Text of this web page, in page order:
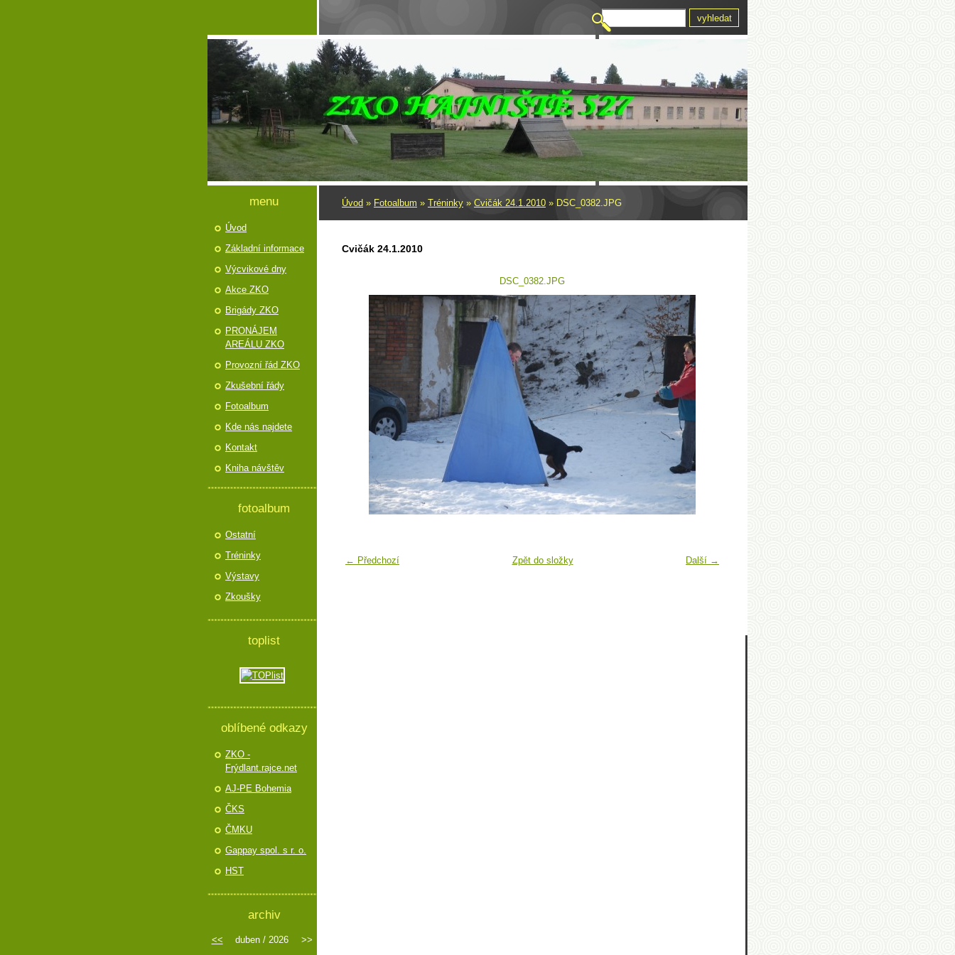
Úvod » Fotoalbum » Tréninky » Cvičák 24.1.2010 » DSC_0382.JPG
Cvičák 24.1.2010
DSC_0382.JPG
← Předchozí Další →
Zpět do složky
menu
Úvod
Základní informace
Výcvikové dny
Akce ZKO
Brigády ZKO
PRONÁJEM
AREÁLU ZKO
Provozní řád ZKO
Zkušební řády
Fotoalbum
Kde nás najdete
Kontakt
Kniha návštěv
fotoalbum
Ostatní
Tréninky
Výstavy
Zkoušky
toplist
oblíbené odkazy
ZKO -
Frýdlant.rajce.net
AJ-PE Bohemia
ČKS
ČMKU
Gappay spol. s r. o.
HST
archiv
<< duben / 2026 >>